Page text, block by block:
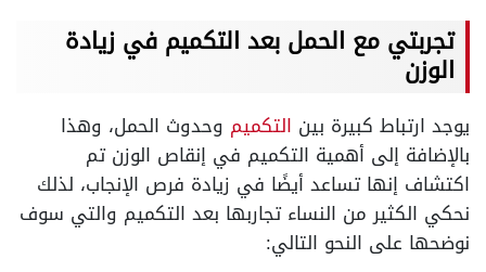
تجربتي مع الحمل بعد التكميم في زيادة
الوزن
يوجد ارتباط كبيرة بين التكميم وحدوث الحمل، وهذا
بالإضافة إلى أهمية التكميم في إنقاص الوزن تم
اكتشاف إنها تساعد أيضًا في زيادة فرص الإنجاب، لذلك
نحكي الكثير من النساء تجاربها بعد التكميم والتي سوف
نوضحها على النحو التالي: